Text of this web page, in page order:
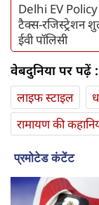
Delhi EV Policy
टैक्स-रजिस्ट्रेशन
ईवी पॉलिसी
वेबदुनिया पर पढ़ें :
लाइफ स्‍टाइल
रामायण की